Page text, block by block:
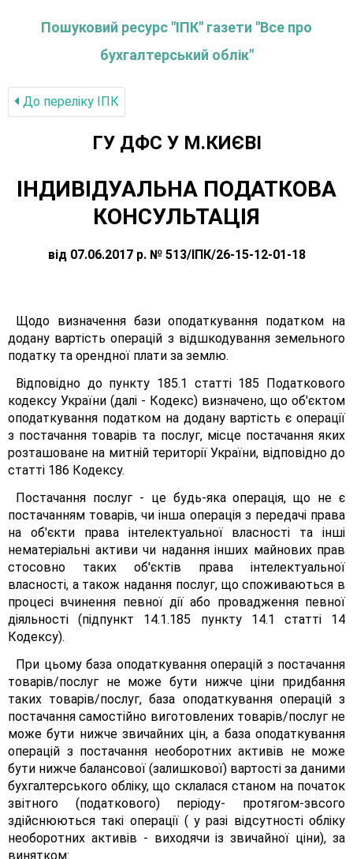
Пошуковий ресурс "ІПК" газети "Все про
бухгалтерський облік"
До переліку IПК
ГУ ДФС У М.КИЄВI
ІНДИВІДУАЛЬНА ПОДАТКОВА
КОНСУЛЬТАЦІЯ
від 07.06.2017 р. № 513/ІПК/26-15-12-01-18
Щодо визначення бази оподаткування податком на
додану вартість операцій з відшкодування земельного
податку та орендної плати за землю.
Відповідно до пункту 185.1 статті 185 Податкового
кодексу України (далі - Кодекс) визначено, що об'єктом
оподаткування податком на додану вартість є операції
з постачання товарів та послуг, місце постачання яких
розташоване на митній території України, відповідно до
статті 186 Кодексу.
Постачання послуг - це будь-яка операція, що не є
постачанням товарів, чи інша операція з передачі права
на об'єкти права інтелектуальної власності та інші
нематеріальні активи чи надання інших майнових прав
стосовно таких об'єктів права інтелектуальної
власності, а також надання послуг, що споживаються в
процесі вчинення певної дії або провадження певної
діяльності (підпункт 14.1.185 пункту 14.1 статті 14
Кодексу).
При цьому база оподаткування операцій з постачання
товарів/послуг не може бути нижче ціни придбання
таких товарів/послуг, база оподаткування операцій з
постачання самостійно виготовлених товарів/послуг не
може бути нижче звичайних цін, а база оподаткування
операцій з постачання необоротних активів не може
бути нижче балансової (залишкової) вартості за даними
бухгалтерського обліку, що склалася станом на початок
звітного (податкового) періоду- протягом-звсого
здійснюються такі операції ( у разі відсутності обліку
необоротних активів - виходячи із звичайної ціни), за
винятком: